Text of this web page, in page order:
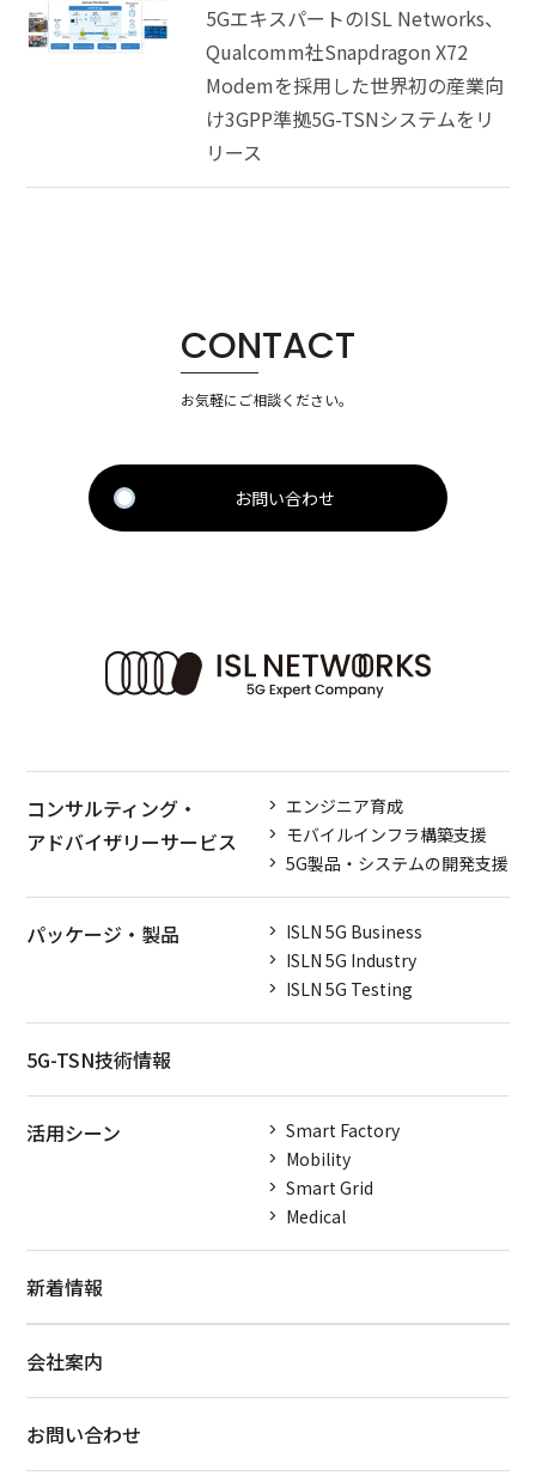
5GエキスパートのISL Networks、
Qualcomm社Snapdragon X72
Modemを採用した世界初の産業向
け3GPP準拠5G-TSNシステムをリ
リース
CONTACT
お気軽にご相談ください。
お問い合わせ
コンサルティング・
アドバイザリーサービス
エンジニア育成
モバイルインフラ構築支援
5G製品・システムの開発支援
パッケージ・製品
ISLN 5G Business
ISLN 5G Industry
ISLN 5G Testing
5G-TSN技術情報
活用シーン
Smart Factory
Mobility
Smart Grid
Medical
新着情報
会社案内
お問い合わせ